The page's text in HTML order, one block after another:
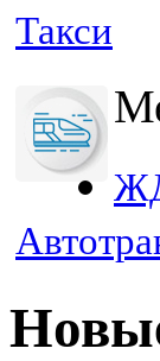
Такси